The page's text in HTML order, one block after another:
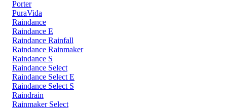
Porter
PuraVida
Raindance
Raindance E
Raindance Rainfall
Raindance Rainmaker
Raindance S
Raindance Select
Raindance Select E
Raindance Select S
Raindrain
Rainmaker Select